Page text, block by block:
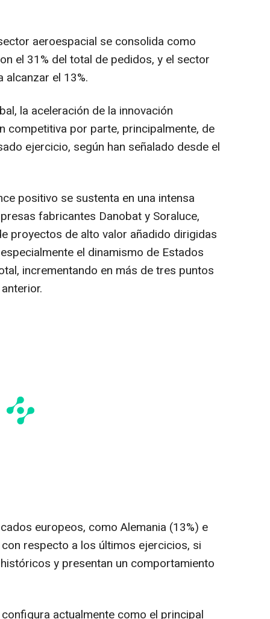
aeroespacial se consolida como
el 31% del total de pedidos, y el sector
el 13%.
la aceleración de la innovación
competitiva por parte, principalmente, de
ejercicio, según han señalado desde el
positivo se sustenta en una intensa
fabricantes Danobat y Soraluce,
proyectos de alto valor añadido dirigidas
el dinamismo de Estados
incrementando en más de tres puntos
europeos, como Alemania (13%) e
respecto a los últimos ejercicios, si
y presentan un comportamiento
actualmente como el principal